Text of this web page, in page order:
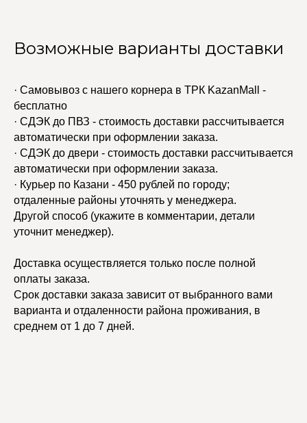
Возможные варианты доставки
· Самовывоз с нашего корнера в ТРК KazanMall -
бесплатно
· СДЭК до ПВЗ - стоимость доставки рассчитывается
автоматически при оформлении заказа.
· СДЭК до двери - стоимость доставки рассчитывается
автоматически при оформлении заказа.
· Курьер по Казани - 450 рублей по городу;
отдаленные районы уточнять у менеджера.
Другой способ (укажите в комментарии, детали
уточнит менеджер).
Доставка осуществляется только после полной
оплаты заказа.
Срок доставки заказа зависит от выбранного вами
варианта и отдаленности района проживания, в
среднем от 1 до 7 дней.